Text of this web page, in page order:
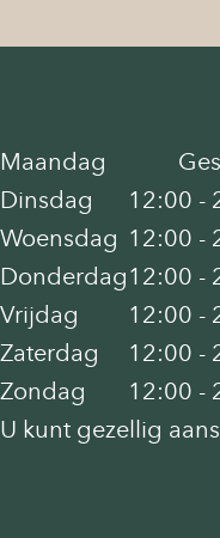
Maandag
Dinsdag
Woensdag
Donderdag
Vrijdag
Zaterdag
Zondag
12:00 -
12:00 -
12:00 -
12:00 -
12:00 -
12:00 -
U kunt gezellig